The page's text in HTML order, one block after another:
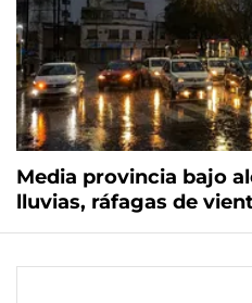
Media provincia bajo
lluvias, ráfagas de